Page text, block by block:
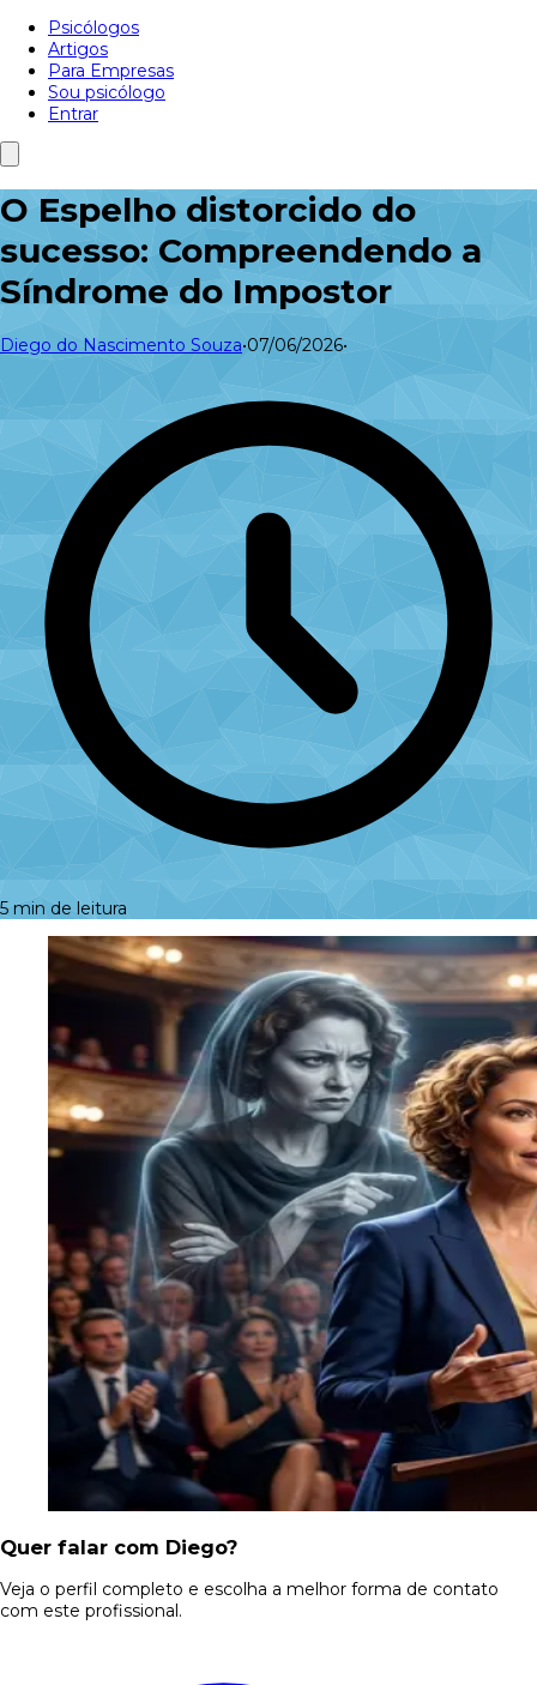
Psicólogos
Artigos
Para Empresas
Sou psicólogo
Entrar
O Espelho distorcido do
sucesso: Compreendendo a
Síndrome do Impostor
Diego do Nascimento Souza•07/06/2026•
5 min de leitura
Quer falar com Diego?
Veja o perfil completo e escolha a melhor forma de contato
com este profissional.